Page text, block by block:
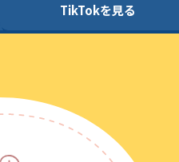
TikTokを見る